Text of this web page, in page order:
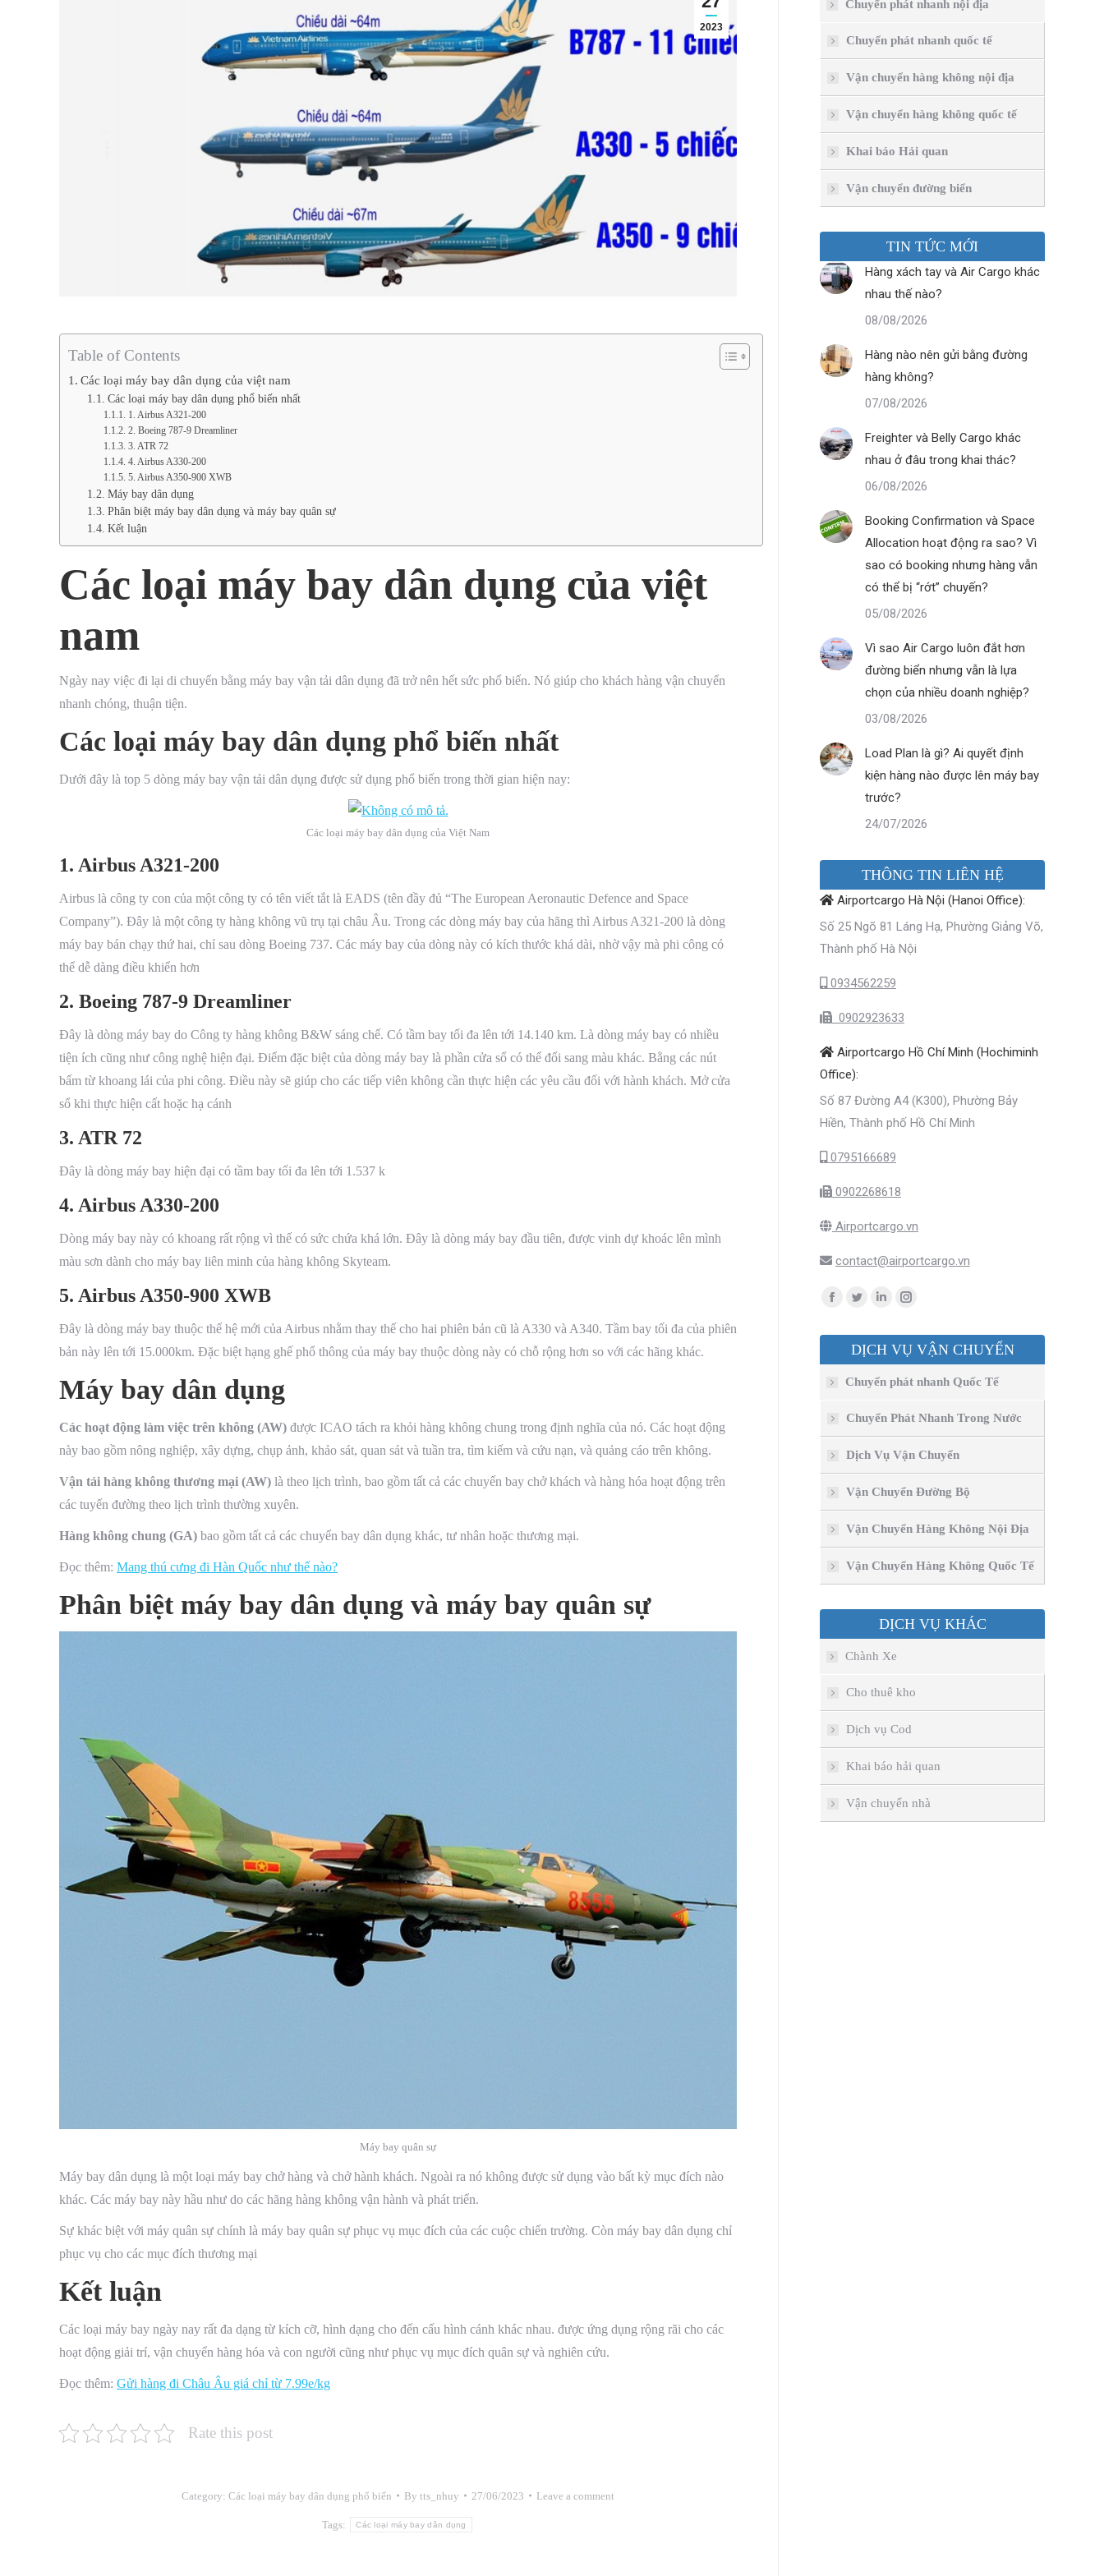
2023
Table of Contents
Các loại máy bay dân dụng của việt nam
Các loại máy bay dân dụng phổ biến nhất
1. Airbus A321-200
2. Boeing 787-9 Dreamliner
3. ATR 72
4. Airbus A330-200
5. Airbus A350-900 XWB
Máy bay dân dụng
Phân biệt máy bay dân dụng và máy bay quân sự
Kết luận
Các loại máy bay dân dụng của việt
nam
Ngày nay việc đi lại di chuyển bằng máy bay vận tải dân dụng đã trở nên hết sức phổ biến. Nó giúp cho khách hàng vận chuyển
nhanh chóng, thuận tiện.
Các loại máy bay dân dụng phổ biến nhất
Dưới đây là top 5 dòng máy bay vận tải dân dụng được sử dụng phổ biến trong thời gian hiện nay:
Các loại máy bay dân dụng của Việt Nam
1. Airbus A321-200
Airbus là công ty con của một công ty có tên viết tắt là EADS (tên đầy đủ “The European Aeronautic Defence and Space
Company”). Đây là một công ty hàng không vũ trụ tại châu Âu. Trong các dòng máy bay của hãng thì Airbus A321-200 là dòng
máy bay bán chạy thứ hai, chỉ sau dòng Boeing 737. Các máy bay của dòng này có kích thước khá dài, nhờ vậy mà phi công có
thể dễ dàng điều khiển hơn
2. Boeing 787-9 Dreamliner
Đây là dòng máy bay do Công ty hàng không B&W sáng chế. Có tầm bay tối đa lên tới 14.140 km. Là dòng máy bay có nhiều
tiện ích cũng như công nghệ hiện đại. Điểm đặc biệt của dòng máy bay là phần cửa sổ có thể đổi sang màu khác. Bằng các nút
bấm từ khoang lái của phi công. Điều này sẽ giúp cho các tiếp viên không cần thực hiện các yêu cầu đối với hành khách. Mở cửa
sổ khi thực hiện cất hoặc hạ cánh
3. ATR 72
Đây là dòng máy bay hiện đại có tầm bay tối đa lên tới 1.537 k
4. Airbus A330-200
Dòng máy bay này có khoang rất rộng vì thế có sức chứa khá lớn. Đây là dòng máy bay đầu tiên, được vinh dự khoác lên mình
màu sơn dành cho máy bay liên minh của hàng không Skyteam.
5. Airbus A350-900 XWB
Đây là dòng máy bay thuộc thế hệ mới của Airbus nhằm thay thế cho hai phiên bản cũ là A330 và A340. Tầm bay tối đa của phiên
bản này lên tới 15.000km. Đặc biệt hạng ghế phổ thông của máy bay thuộc dòng này có chỗ rộng hơn so với các hãng khác.
Máy bay dân dụng
Các hoạt động làm việc trên không (AW) được ICAO tách ra khỏi hàng không chung trong định nghĩa của nó. Các hoạt động
này bao gồm nông nghiệp, xây dựng, chụp ảnh, khảo sát, quan sát và tuần tra, tìm kiếm và cứu nạn, và quảng cáo trên không.
Vận tải hàng không thương mại (AW) là theo lịch trình, bao gồm tất cả các chuyến bay chở khách và hàng hóa hoạt động trên
các tuyến đường theo lịch trình thường xuyên.
Hàng không chung (GA) bao gồm tất cả các chuyến bay dân dụng khác, tư nhân hoặc thương mại.
Đọc thêm: Mang thú cưng đi Hàn Quốc như thế nào?
Phân biệt máy bay dân dụng và máy bay quân sự
Máy bay quân sự
Máy bay dân dụng là một loại máy bay chở hàng và chở hành khách. Ngoài ra nó không được sử dụng vào bất kỳ mục đích nào
khác. Các máy bay này hầu như do các hãng hàng không vận hành và phát triển.
Sự khác biệt với máy quân sự chính là máy bay quân sự phục vụ mục đích của các cuộc chiến trường. Còn máy bay dân dụng chỉ
phục vụ cho các mục đích thương mại
Kết luận
Các loại máy bay ngày nay rất đa dạng từ kích cỡ, hình dạng cho đến cấu hình cánh khác nhau. được ứng dụng rộng rãi cho các
hoạt động giải trí, vận chuyển hàng hóa và con người cũng như phục vụ mục đích quân sự và nghiên cứu.
Đọc thêm: Gửi hàng đi Châu Âu giá chỉ từ 7.99e/kg
Rate this post
Category: Các loại máy bay dân dụng phổ biến By tts_nhuy 27/06/2023 Leave a comment
Tags: Các loại máy bay dân dụng
Chuyển phát nhanh nội địa
Chuyển phát nhanh quốc tế
Vận chuyển hàng không nội địa
Vận chuyển hàng không quốc tế
Khai báo Hải quan
Vận chuyển đường biển
TIN TỨC MỚI
Hàng xách tay và Air Cargo khác
nhau thế nào?
08/08/2026
Hàng nào nên gửi bằng đường
hàng không?
07/08/2026
Freighter và Belly Cargo khác
nhau ở đâu trong khai thác?
06/08/2026
Booking Confirmation và Space
Allocation hoạt động ra sao? Vì
sao có booking nhưng hàng vẫn
có thể bị “rớt” chuyến?
05/08/2026
Vì sao Air Cargo luôn đắt hơn
đường biển nhưng vẫn là lựa
chọn của nhiều doanh nghiệp?
03/08/2026
Load Plan là gì? Ai quyết định
kiện hàng nào được lên máy bay
trước?
24/07/2026
THÔNG TIN LIÊN HỆ
Airportcargo Hà Nội (Hanoi Office):
Số 25 Ngõ 81 Láng Hạ, Phường Giảng Võ,
Thành phố Hà Nội
0934562259
0902923633
Airportcargo Hồ Chí Minh (Hochiminh
Office):
Số 87 Đường A4 (K300), Phường Bảy
Hiền, Thành phố Hồ Chí Minh
0795166689
0902268618
Airportcargo.vn
contact@airportcargo.vn
Find us on:
Facebook
opens
window
Twitter
opens
new
window
Linkedin
opens
new
window
Instagram
opens
window
DỊCH VỤ VẬN CHUYỂN
Chuyển phát nhanh Quốc Tế
Chuyển Phát Nhanh Trong Nước
Dịch Vụ Vận Chuyển
Vận Chuyển Đường Bộ
Vận Chuyển Hàng Không Nội Địa
Vận Chuyển Hàng Không Quốc Tế
DỊCH VỤ KHÁC
Chành Xe
Cho thuê kho
Dịch vụ Cod
Khai báo hải quan
Vận chuyển nhà